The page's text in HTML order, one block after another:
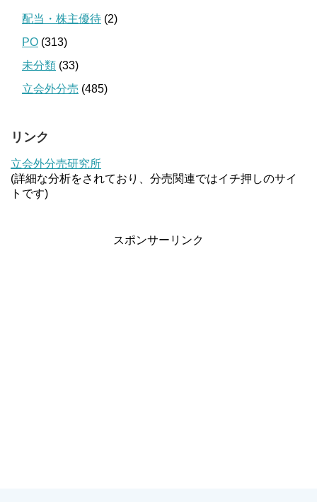
配当・株主優待 (2)
PO (313)
未分類 (33)
立会外分売 (485)
リンク
立会外分売研究所
(詳細な分析をされており、分売関連ではイチ押しのサイ
トです)
スポンサーリンク